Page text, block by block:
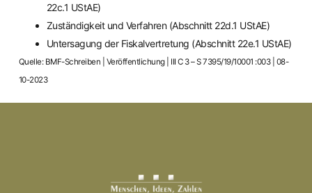
22c.1 UStAE)
Zuständigkeit und Verfahren (Abschnitt 22d.1 UStAE)
Untersagung der Fiskalvertretung (Abschnitt 22e.1 UStAE)
Quelle: BMF-Schreiben | Veröffentlichung | III C 3 – S 7395/19/10001 :003 | 08-
10-2023